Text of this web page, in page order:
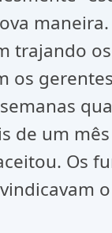
trajando
os
de um
Os